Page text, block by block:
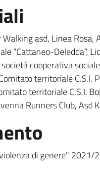
Walking asd, Linea
“Cattaneo-Deledda”,
cooperativa
territoriale C.S.I.
territoriale C.S.I.
Runners Club,
di genere" 2021/